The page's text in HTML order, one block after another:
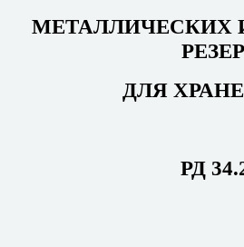
МЕТАЛЛИЧЕСКИХ
ДЛЯ
РД